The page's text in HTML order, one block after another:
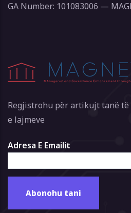
GA Number: 101083006 —
Regjistrohu për artikujt tanë
e lajmeve
Adresa E Emailit